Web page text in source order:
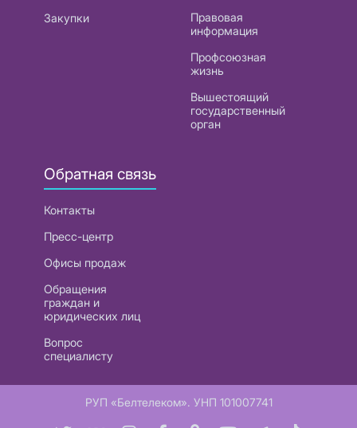
Закупки
Правовая
информация
Профсоюзная
жизнь
Вышестоящий
государственный
орган
Обратная связь
Контакты
Пресс-центр
Офисы продаж
Обращения
граждан и
юридических лиц
Вопрос
специалисту
РУП «Белтелеком». УНП 101007741